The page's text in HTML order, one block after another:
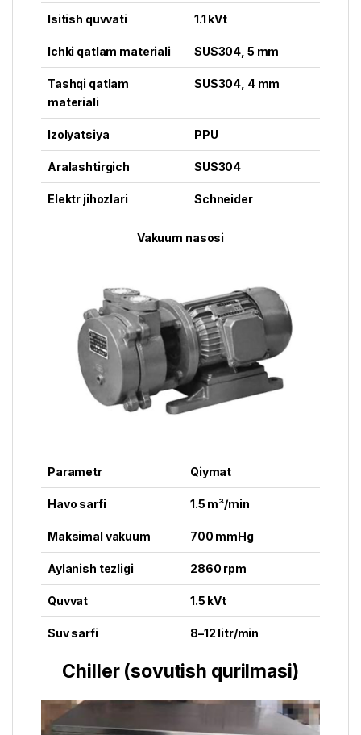
Isitish quvvati 1.1 kVt
Ichki qatlam materiali SUS304, 5 mm
Tashqi qatlam
materiali
SUS304, 4 mm
Izolyatsiya PPU
Aralashtirgich SUS304
Elektr jihozlari Schneider
Vakuum nasosi
Parametr Qiymat
Havo sarfi 1.5 m³/min
Maksimal vakuum 700 mmHg
Aylanish tezligi 2860 rpm
Quvvat 1.5 kVt
Suv sarfi 8–12 litr/min
Chiller (sovutish qurilmasi)